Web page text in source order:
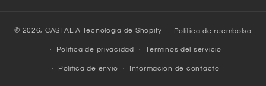
© 2026, CASTALIA Tecnología de Shopify Política de reembolso
Política de privacidad Términos del servicio
Política de envío Información de contacto